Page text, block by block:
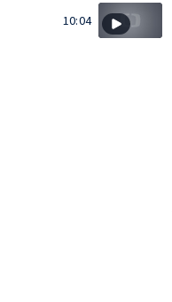
10:04